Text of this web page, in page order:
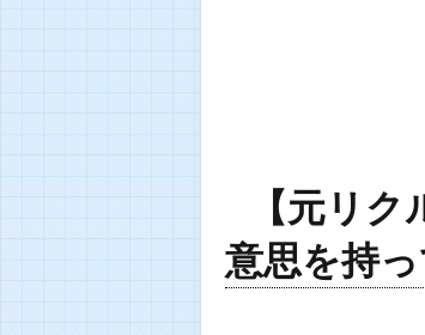
【元リ
意思を持